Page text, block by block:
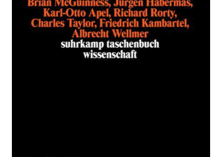
anläßlich des hundertsten Geburtstags von Ludwig
Wittgenstein. Brian McGuiness, Jürgen Habermas,
Karl-Otto Apel, Richard Rorty, Charles Taylor,
Friedrich Kambartel, Albrecht Wellmer